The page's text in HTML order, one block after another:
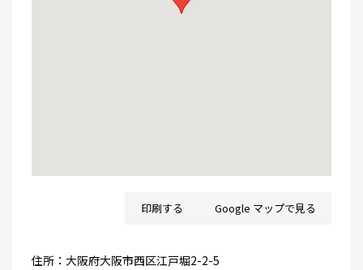
住所： 大阪府大阪市西区江戸堀2-2-5
印刷する Google マップで見る